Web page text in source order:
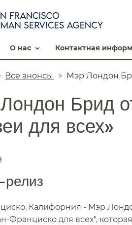
о нас​​ контактная
Все анонсы​​ Мэр Лондон
Брид
для всех»​​
релиз​​
Калифорния - Мэр
Франциско для всех",